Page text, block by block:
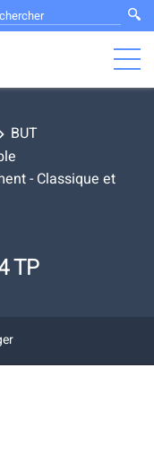
BUT
- Classique et
TP